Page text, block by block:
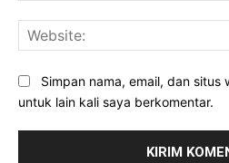
Simpan nama, email, dan situs
untuk lain kali saya berkomentar.